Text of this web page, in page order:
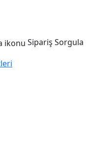
Sipariş Sorgula